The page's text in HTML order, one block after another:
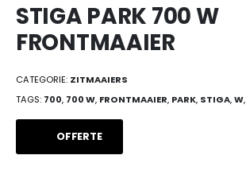
STIGA PARK 700 W
FRONTMAAIER
CATEGORIE: ZITMAAIERS
TAGS: 700, 700 W, FRONTMAAIER, PARK, STIGA,W,
OFFERTE